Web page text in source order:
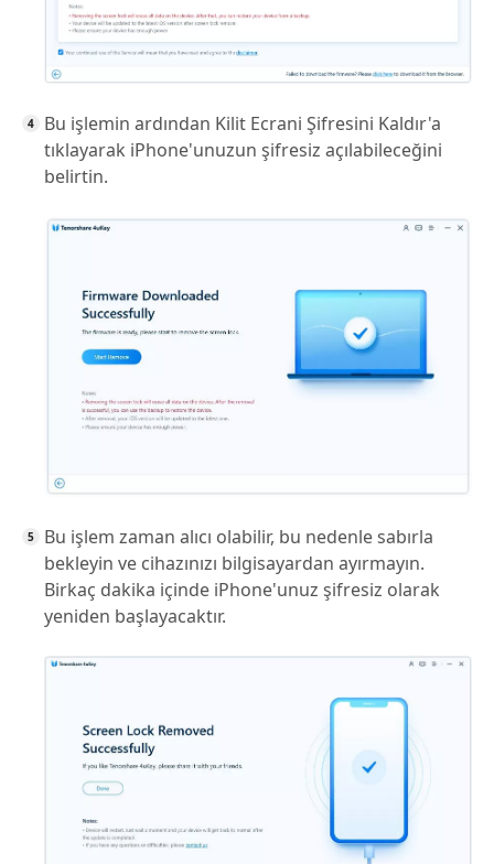
Bu işlemin ardından Kilit Ecrani Şifresini Kaldır'a
tıklayarak iPhone'unuzun şifresiz açılabileceğini
belirtin.
Bu işlem zaman alıcı olabilir, bu nedenle sabırla
bekleyin ve cihazınızı bilgisayardan ayırmayın.
Birkaç dakika içinde iPhone'unuz şifresiz olarak
yeniden başlayacaktır.